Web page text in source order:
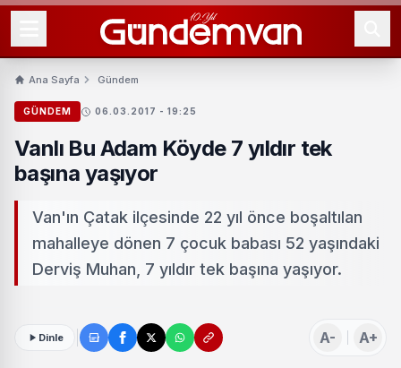
Ana Sayfa Gündem
GÜNDEM 06.03.2017 - 19:25
Vanlı Bu Adam Köyde 7 yıldır tek
başına yaşıyor
Van'ın Çatak ilçesinde 22 yıl önce boşaltılan
mahalleye dönen 7 çocuk babası 52 yaşındaki
Derviş Muhan, 7 yıldır tek başına yaşıyor.
Dinle A- A+